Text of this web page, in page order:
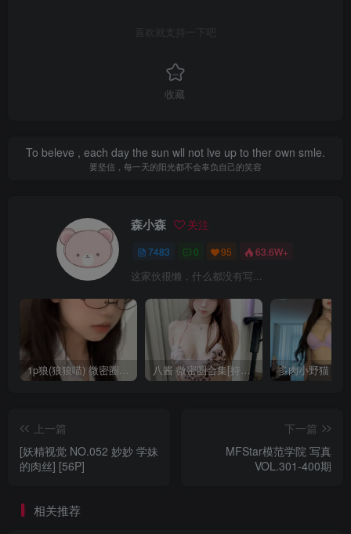
喜欢就支持一下吧
收藏
To beleve , each day the sun wll not lve up to ther own smle.
要坚信，每一天的阳光都不会辜负自己的笑容
森小森 关注
7483 0 95 63.6W+
这家伙很懒，什么都没有写...
1p狼(狼狼喵) 微密圈/岛遇合集[持续更新2025.08.20] 八酱 微密圈合集[持续更新]
上一篇
[妖精视觉 NO.052 妙妙 学妹
的肉丝] [56P]
下一篇
MFStar模范学院 写真
VOL.301-400期
相关推荐